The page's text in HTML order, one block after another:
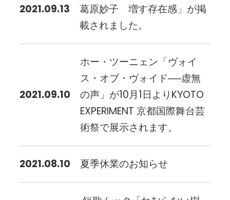
2021.09.13
葛原妙子 増す存在感」が掲
載されました。
2021.09.10
ホー・ツーニェン「ヴォイ
ス・オブ・ヴォイド──虚無
の声」が10月1日よりKYOTO
EXPERIMENT 京都国際舞台芸
術祭で展示されます。
2021.08.10 夏季休業のお知らせ